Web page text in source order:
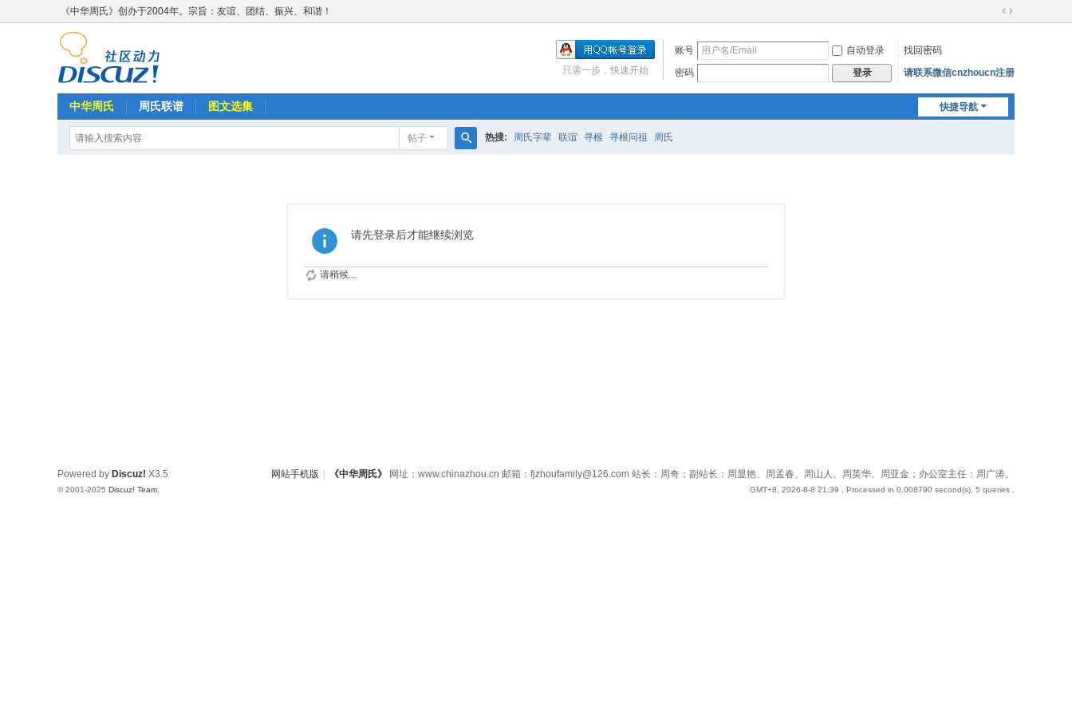
《中华周氏》创办于2004年。宗旨：友谊、团结、振兴、和谐！
切
宽
账号 自动登录
找回密码
密码
登录 请联系微信cnzhoucn注册
只需一步，快速开始
快捷导航
中华周氏 周氏联谱 图文选集
帖子 热搜: 周氏字辈 联谊 寻根 寻根问祖 周氏
请先登录后才能继续浏览
请稍候...
网站手机版 《中华周氏》 网址：www.chinazhou.cn 邮箱：fjzhoufamily@126.com 站长：周奇；副站长：周显艳、周孟春、周山人、周英华、周亚金；办公室主任：周广涛。
GMT+8, 2026-8-8 21:39 , Processed in 0.008790 second(s), 5 queries .
Powered by Discuz! X3.5
© 2001-2025 Discuz! Team